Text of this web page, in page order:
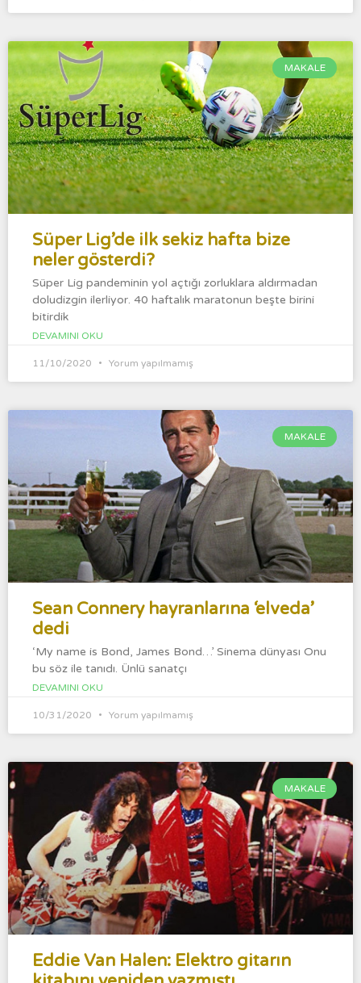
MAKALE
Süper Lig’de ilk sekiz hafta bize
neler gösterdi?
Süper Lig pandeminin yol açtığı zorluklara aldırmadan
doludizgin ilerliyor. 40 haftalık maratonun beşte birini
bitirdik
DEVAMINI OKU
11/10/2020 Yorum yapılmamış
MAKALE
Sean Connery hayranlarına ‘elveda’
dedi
‘My name is Bond, James Bond…’ Sinema dünyası Onu
bu söz ile tanıdı. Ünlü sanatçı
DEVAMINI OKU
10/31/2020 Yorum yapılmamış
MAKALE
Eddie Van Halen: Elektro gitarın